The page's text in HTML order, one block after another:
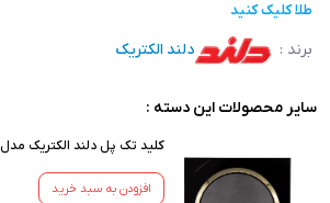
طلاکلیک کنید
برند : دلند الکتریک
سایر محصولات این دسته :
کلید تک پل دلند الکتریک
افزودن به سبد خرید